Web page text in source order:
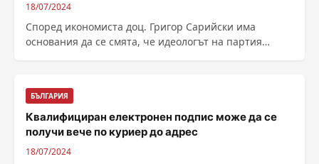
18/07/2024
Според икономиста доц. Григор Сарийски има
основания да се смята, че идеологът на партия
БЪЛГАРИЯ
Квалифициран електронен подпис може да се
получи вече по куриер до адрес
18/07/2024